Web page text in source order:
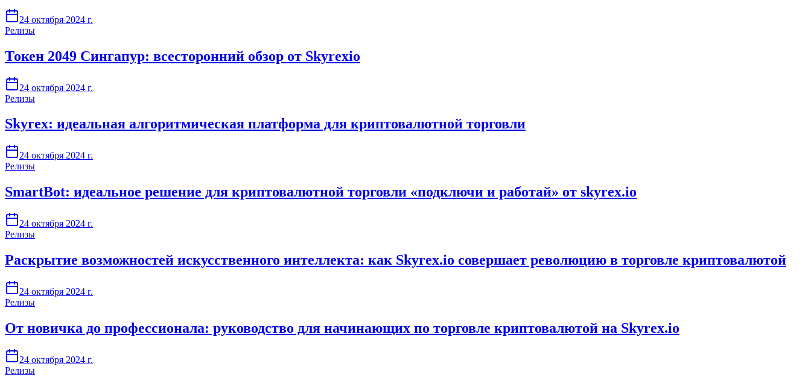
24 октября 2024 г.
Релизы
Токен 2049 Сингапур: всесторонний обзор от Skyrexio
24 октября 2024 г.
Релизы
Skyrex: идеальная алгоритмическая платформа для криптовалютной торговли
24 октября 2024 г.
Релизы
SmartBot: идеальное решение для криптовалютной торговли «подключи и работай» от skyrex.io
24 октября 2024 г.
Релизы
Раскрытие возможностей искусственного интеллекта: как Skyrex.io совершает революцию в торговле криптовалютой
24 октября 2024 г.
Релизы
От новичка до профессионала: руководство для начинающих по торговле криптовалютой на Skyrex.io
24 октября 2024 г.
Релизы